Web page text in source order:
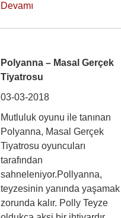
Devamı
Polyanna – Masal Gerçek
Tiyatrosu
03-03-2018
Mutluluk oyunu ile tanınan
Polyanna, Masal Gerçek
Tiyatrosu oyuncuları
tarafından
sahneleniyor.Pollyanna,
teyzesinin yanında yaşamak
zorunda kalır. Polly Teyze